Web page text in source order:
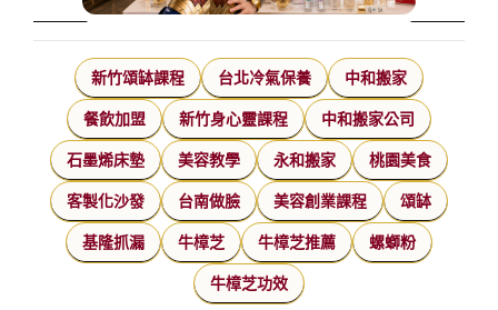
新竹頌缽課程 台北冷氣保養 中和搬家
餐飲加盟 新竹身心靈課程 中和搬家公司
石墨烯床墊 美容教學 永和搬家 桃園美食
客製化沙發 台南做臉 美容創業課程 頌缽
基隆抓漏 牛樟芝 牛樟芝推薦 螺螄粉
牛樟芝功效